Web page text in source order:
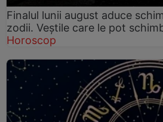
Finalul lunii august aduce
zodii. Veștile care le pot
Horoscop